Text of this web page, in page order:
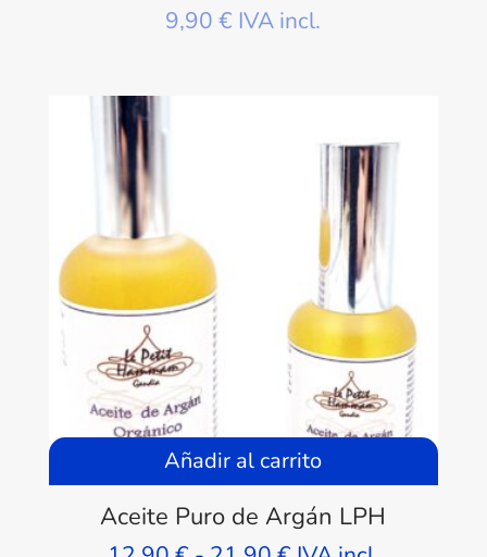
9,90€ IVA incl.
Añadir al carrito
Aceite Puro de Argán LPH